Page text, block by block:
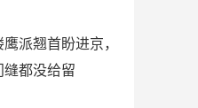
派翘首盼进京，
缝都没给留